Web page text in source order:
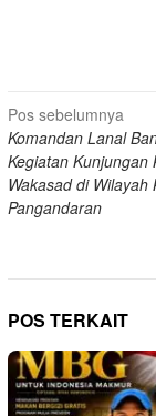
Navigasi
pos
Pos sebelumnya
Komandan Lanal
Kegiatan Kunjungan
Wakasad di Wilayah
Pangandaran
POS TERKAIT